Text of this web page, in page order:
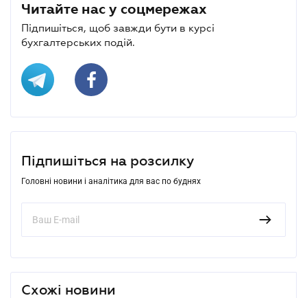
Читайте нас у соцмережах
Підпишіться, щоб завжди бути в курсі
бухгалтерських подій.
Підпишіться на розсилку
Головні новини і аналітика для вас по буднях
Схожі новини